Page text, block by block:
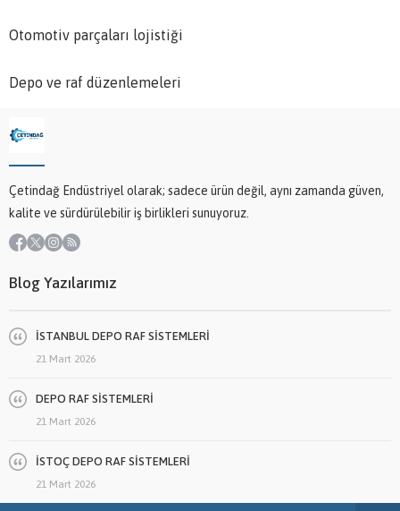
Otomotiv parçaları lojistiği
Depo ve raf düzenlemeleri
Çetindağ Endüstriyel olarak; sadece ürün değil, aynı zamanda güven,
kalite ve sürdürülebilir iş birlikleri sunuyoruz.
Blog Yazılarımız
İSTANBUL DEPO RAF SİSTEMLERİ
21 Mart 2026
DEPO RAF SİSTEMLERİ
21 Mart 2026
İSTOÇ DEPO RAF SİSTEMLERİ
21 Mart 2026